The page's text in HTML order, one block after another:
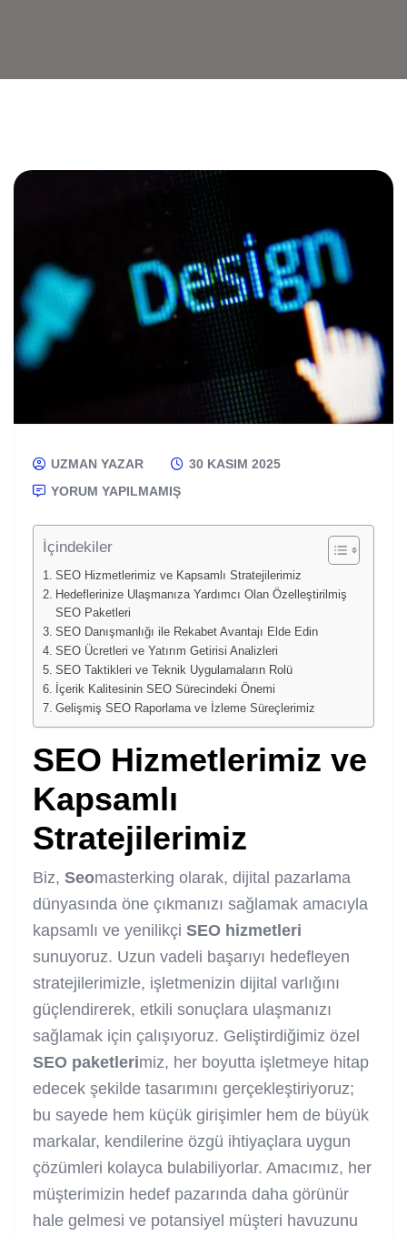
UZMAN YAZAR
30 KASIM 2025
YORUM YAPILMAMIŞ
İçindekiler
SEO Hizmetlerimiz ve Kapsamlı Stratejilerimiz
Hedeflerinize Ulaşmanıza Yardımcı Olan Özelleştirilmiş
SEO Paketleri
SEO Danışmanlığı ile Rekabet Avantajı Elde Edin
SEO Ücretleri ve Yatırım Getirisi Analizleri
SEO Taktikleri ve Teknik Uygulamaların Rolü
İçerik Kalitesinin SEO Sürecindeki Önemi
Gelişmiş SEO Raporlama ve İzleme Süreçlerimiz
SEO Hizmetlerimiz ve
Kapsamlı
Stratejilerimiz
Biz, Seomasterking olarak, dijital pazarlama
dünyasında öne çıkmanızı sağlamak amacıyla
kapsamlı ve yenilikçi SEO hizmetleri
sunuyoruz. Uzun vadeli başarıyı hedefleyen
stratejilerimizle, işletmenizin dijital varlığını
güçlendirerek, etkili sonuçlara ulaşmanızı
sağlamak için çalışıyoruz. Geliştirdiğimiz özel
SEO paketlerimiz, her boyutta işletmeye hitap
edecek şekilde tasarımını gerçekleştiriyoruz;
bu sayede hem küçük girişimler hem de büyük
markalar, kendilerine özgü ihtiyaçlara uygun
çözümleri kolayca bulabiliyorlar. Amacımız, her
müşterimizin hedef pazarında daha görünür
hale gelmesi ve potansiyel müşteri havuzunu